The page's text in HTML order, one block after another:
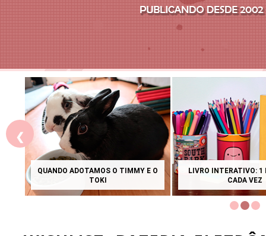
HQ: MINHA MADRINHA BRUXA (JILL
THOMPSON)
DEGUSTAÇÃO DE
DA-SEDA, GRILOS
❮